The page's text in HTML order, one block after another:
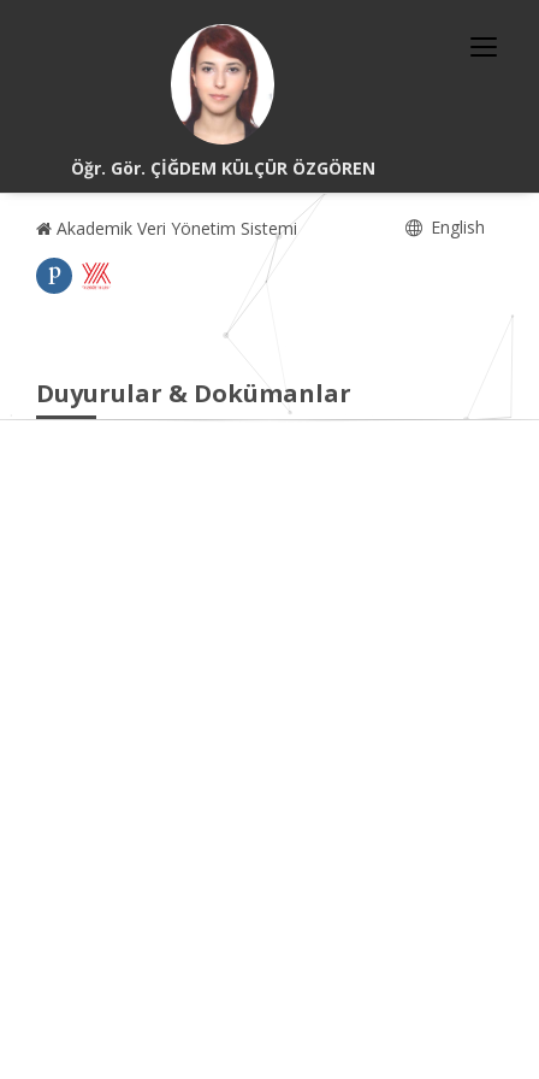
Öğr. Gör. ÇİĞDEM KÜLÇÜR ÖZGÖREN
Akademik Veri Yönetim Sistemi English
Duyurular & Dokümanlar